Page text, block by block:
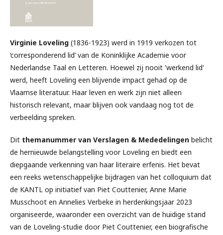
Virginie Loveling (1836-1923) werd in 1919 verkozen tot
‘corresponderend lid’ van de Koninklijke Academie voor
Nederlandse Taal en Letteren. Hoewel zij nooit 'werkend lid'
werd, heeft Loveling een blijvende impact gehad op de
Vlaamse literatuur. Haar leven en werk zijn niet alleen
historisch relevant, maar blijven ook vandaag nog tot de
verbeelding spreken.
Dit themanummer van Verslagen & Mededelingen belicht
de hernieuwde belangstelling voor Loveling en biedt een
diepgaande verkenning van haar literaire erfenis. Het bevat
een reeks wetenschappelijke bijdragen van het colloquium dat
de KANTL op initiatief van Piet Couttenier, Anne Marie
Musschoot en Annelies Verbeke in herdenkingsjaar 2023
organiseerde, waaronder een overzicht van de huidige stand
van de Loveling-studie door Piet Couttenier, een biografische